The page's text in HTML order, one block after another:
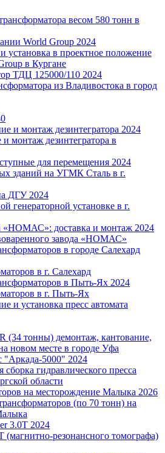
весом 580 тонн в
2024
установка в проектное положение
в Кургане
2024
из Владивостока в город
2024
монтаж дезинтегратора в
2024
зданий на УГМК Сталь в г.
2024
генераторной установке в г.
2024
завода «НОМАС»
в г. Салехард
2024
в г. Пыть-Ях
(34 тонны) демонтаж, кантование,
новом месте в городе Уфа
2024
гидравлического пресса
области
2026
(по 70 тонн) на
2024
(магнитно-резонансного томографа)